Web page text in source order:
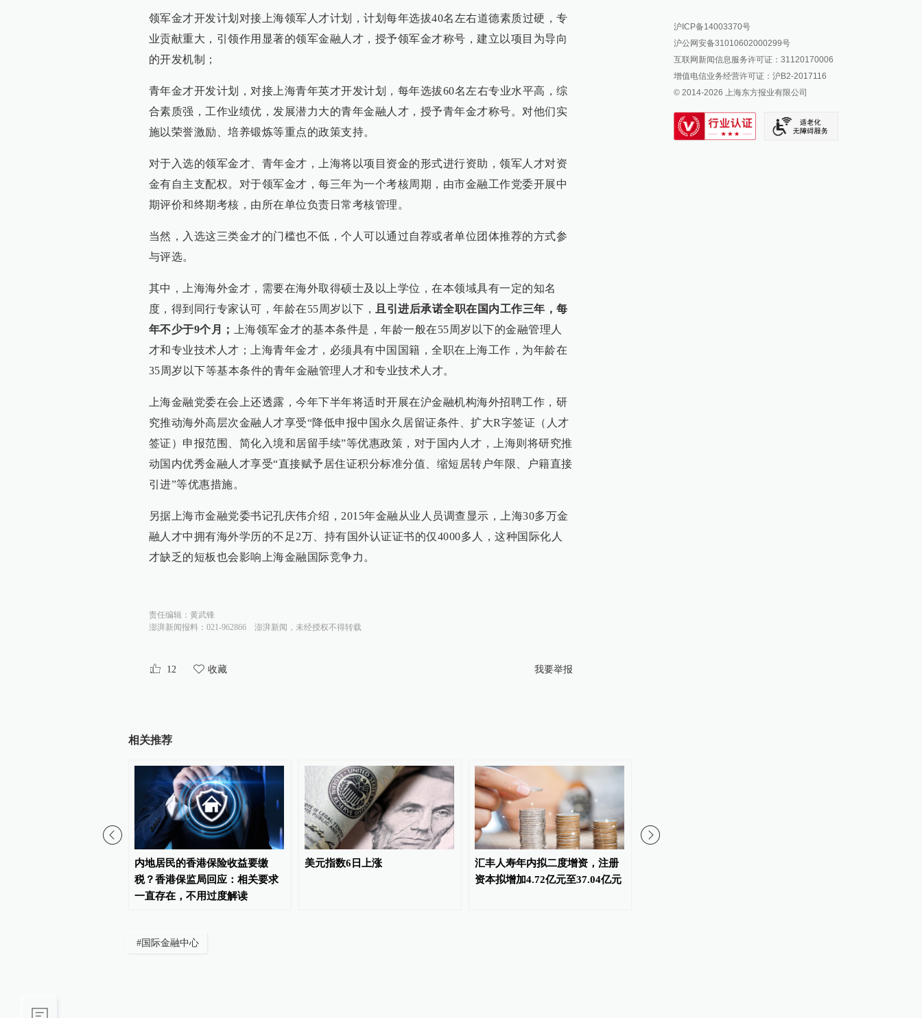
领军金才开发计划对接上海领军人才计划，计划每年选拔40名左右道德素质过硬，专
业贡献重大，引领作用显著的领军金融人才，授予领军金才称号，建立以项目为导向
的开发机制；
青年金才开发计划，对接上海青年英才开发计划，每年选拔60名左右专业水平高，综
合素质强，工作业绩优，发展潜力大的青年金融人才，授予青年金才称号。对他们实
施以荣誉激励、培养锻炼等重点的政策支持。
对于入选的领军金才、青年金才，上海将以项目资金的形式进行资助，领军人才对资
金有自主支配权。对于领军金才，每三年为一个考核周期，由市金融工作党委开展中
期评价和终期考核，由所在单位负责日常考核管理。
当然，入选这三类金才的门槛也不低，个人可以通过自荐或者单位团体推荐的方式参
与评选。
其中，上海海外金才，需要在海外取得硕士及以上学位，在本领域具有一定的知名
度，得到同行专家认可，年龄在55周岁以下，
且引进后承诺全职在国内工作三年，每
年不少于9个月；
上海领军金才的基本条件是，年龄一般在55周岁以下的金融管理人
才和专业技术人才；上海青年金才，必须具有中国国籍，全职在上海工作，为年龄在
35周岁以下等基本条件的青年金融管理人才和专业技术人才。
上海金融党委在会上还透露，今年下半年将适时开展在沪金融机构海外招聘工作，研
究推动海外高层次金融人才享受“降低申报中国永久居留证条件、扩大R字签证（人才
签证）申报范围、简化入境和居留手续”等优惠政策，对于国内人才，上海则将研究推
动国内优秀金融人才享受“直接赋予居住证积分标准分值、缩短居转户年限、户籍直接
引进”等优惠措施。
另据上海市金融党委书记孔庆伟介绍，2015年金融从业人员调查显示，上海30多万金
融人才中拥有海外学历的不足2万、持有国外认证证书的仅4000多人，这种国际化人
才缺乏的短板也会影响上海金融国际竞争力。
责任编辑： 黄武锋
澎湃新闻报料：021-962866
澎湃新闻，未经授权不得转载
12 收藏 我要举报
相关推荐
内地居民的香港保险收益要缴
税？香港保监局回应：相关要求
一直存在，不用过度解读
美元指数6日上涨
汇丰人寿年内拟二度增资，注册
资本拟增加4.72亿元至37.04亿元
# 国际金融中心
澎湃新闻公众号
澎湃新闻抖音号
派生万物开放平台
IP SHANGHAI
SIXTH TONE
报料邮箱: news@thepaper.cn
沪ICP备14003370号
沪公网安备31010602000299号
互联网新闻信息服务许可证：31120170006
增值电信业务经营许可证：沪B2-2017116
© 2014-2026 上海东方报业有限公司